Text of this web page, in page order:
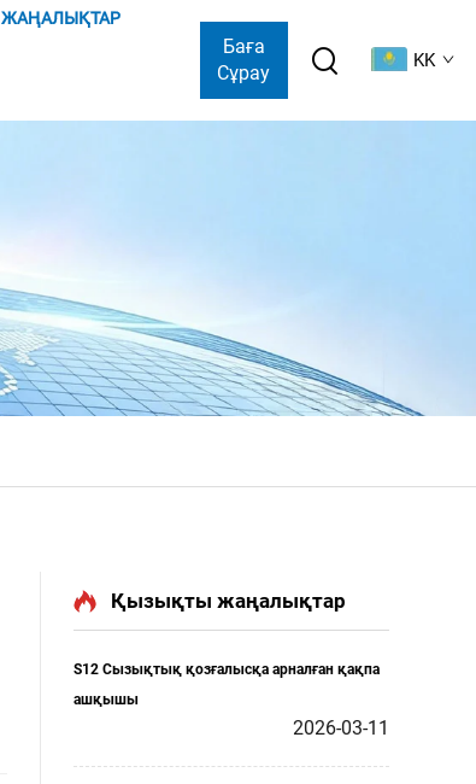
ЖАҢАЛЫҚТАР
Баға
Сұрау
KK
Қызықты жаңалықтар
S12 Сызықтық қозғалысқа арналған қақпа
ашқышы
2026-03-11